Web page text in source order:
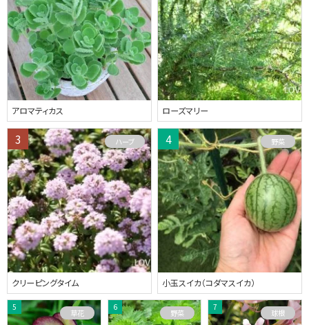
アロマティカス ローズマリー
クリーピングタイム
ハーブ
小玉スイカ（コダマスイカ）
野菜
草花 野菜 球根